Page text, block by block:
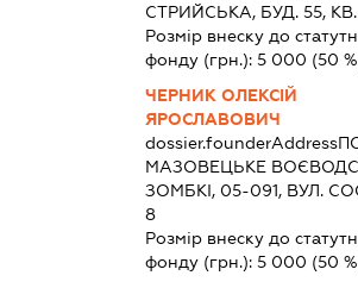
СТРИЙСЬКА, БУД. 55, КВ.
Розмір внеску до
фонду (грн.): 5 000 (50
ЧЕРНИК ОЛЕКСІЙ
ЯРОСЛАВОВИЧ
dossier.founderAddress
МАЗОВЕЦЬКЕ
ЗОМБКІ, 05-091, ВУЛ.
8
Розмір внеску до
фонду (грн.): 5 000 (50